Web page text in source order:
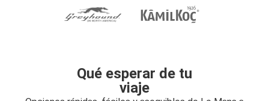
Qué esperar de tu
viaje